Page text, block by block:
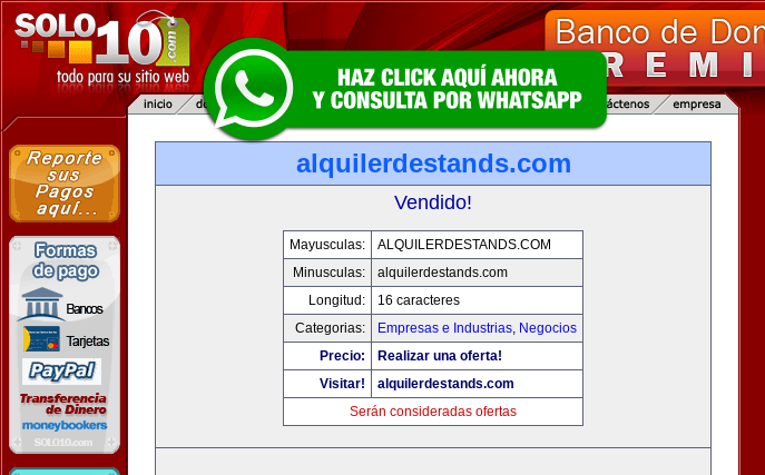
alquilerdestands.com
Vendido!
Mayusculas:
ALQUILERDESTANDS.COM
Minusculas:
alquilerdestands.com
Longitud:
16 caracteres
Categorias:
Empresas e Industrias, Negocios
Precio:
Realizar una oferta!
Visitar!
alquilerdestands.com
Serán consideradas ofertas